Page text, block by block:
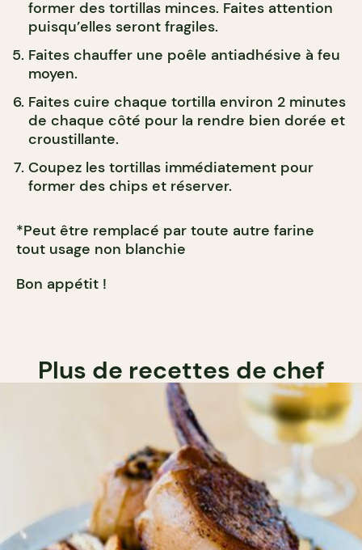
former des tortillas minces. Faites attention
puisqu’elles seront fragiles.
Faites chauffer une poêle antiadhésive à feu
moyen.
Faites cuire chaque tortilla environ 2 minutes
de chaque côté pour la rendre bien dorée et
croustillante.
Coupez les tortillas immédiatement pour
former des chips et réserver.
*Peut être remplacé par toute autre farine
tout usage non blanchie
Bon appétit !
Plus de recettes de chef